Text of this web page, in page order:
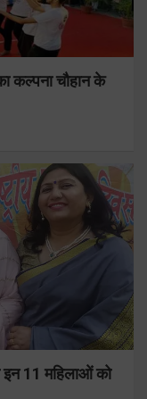
कल्पना चौहान के
इन 11 महिलाओं को